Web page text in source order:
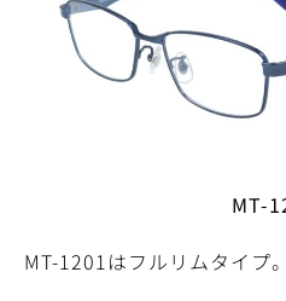
MT-
MT-1201はフルリムタイプ。